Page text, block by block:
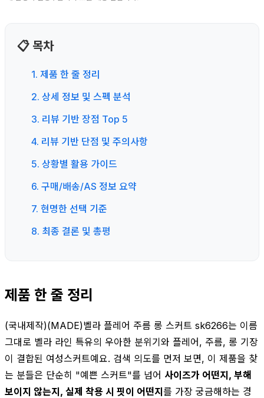
📋 목차
1. 제품 한 줄 정리
2. 상세 정보 및 스펙 분석
3. 리뷰 기반 장점 Top 5
4. 리뷰 기반 단점 및 주의사항
5. 상황별 활용 가이드
6. 구매/배송/AS 정보 요약
7. 현명한 선택 기준
8. 최종 결론 및 총평
제품 한 줄 정리
(국내제작)(MADE)벨라 플레어 주름 롱 스커트 sk6266는 이름
그대로 벨라 라인 특유의 우아한 분위기와 플레어, 주름, 롱 기장
이 결합된 여성스커트예요. 검색 의도를 먼저 보면, 이 제품을 찾
는 분들은 단순히 "예쁜 스커트"를 넘어 사이즈가 어떤지, 부해
보이지 않는지, 실제 착용 시 핏이 어떤지를 가장 궁금해하는 경